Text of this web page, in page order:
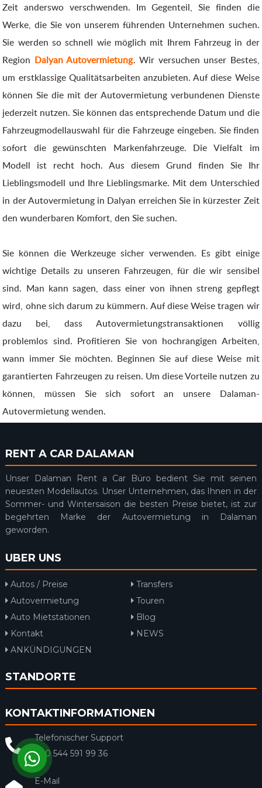
Zeit anderswo verschwenden. Im Gegenteil, Sie finden die
Werke, die Sie von unserem führenden Unternehmen suchen.
Sie werden so schnell wie möglich mit Ihrem Fahrzeug in der
Region Dalyan Autovermietung. Wir versuchen unser Bestes,
um erstklassige Qualitätsarbeiten anzubieten. Auf diese Weise
können Sie die mit der Autovermietung verbundenen Dienste
jederzeit nutzen. Sie können das entsprechende Datum und die
Fahrzeugmodellauswahl für die Fahrzeuge eingeben. Sie finden
sofort die gewünschten Markenfahrzeuge. Die Vielfalt im
Modell ist recht hoch. Aus diesem Grund finden Sie Ihr
Lieblingsmodell und Ihre Lieblingsmarke. Mit dem Unterschied
in der Autovermietung in Dalyan erreichen Sie in kürzester Zeit
den wunderbaren Komfort, den Sie suchen.
Sie können die Werkzeuge sicher verwenden. Es gibt einige
wichtige Details zu unseren Fahrzeugen, für die wir sensibel
sind. Man kann sagen, dass einer von ihnen streng gepflegt
wird, ohne sich darum zu kümmern. Auf diese Weise tragen wir
dazu bei, dass Autovermietungstransaktionen völlig
problemlos sind. Profitieren Sie von hochrangigen Arbeiten,
wann immer Sie möchten. Beginnen Sie auf diese Weise mit
garantierten Fahrzeugen zu reisen. Um diese Vorteile nutzen zu
können, müssen Sie sich sofort an unsere Dalaman-
Autovermietung wenden.
RENT A CAR DALAMAN
Unser Dalaman Rent a Car Büro bedient Sie mit seinen
neuesten Modellautos. Unser Unternehmen, das Ihnen in der
Sommer- und Wintersaison die besten Preise bietet, ist zur
begehrten Marke der Autovermietung in Dalaman
geworden.
UBER UNS
Autos / Preise
Transfers
Autovermietung
Touren
Auto Mietstationen
Blog
Kontakt
NEWS
ANKÜNDIGUNGEN
STANDORTE
KONTAKTINFORMATIONEN
Telefonischer Support
+90 544 591 99 36
E-Mail